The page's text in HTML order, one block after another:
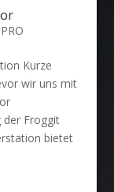
Kurze
wir uns mit
der Froggit
bietet